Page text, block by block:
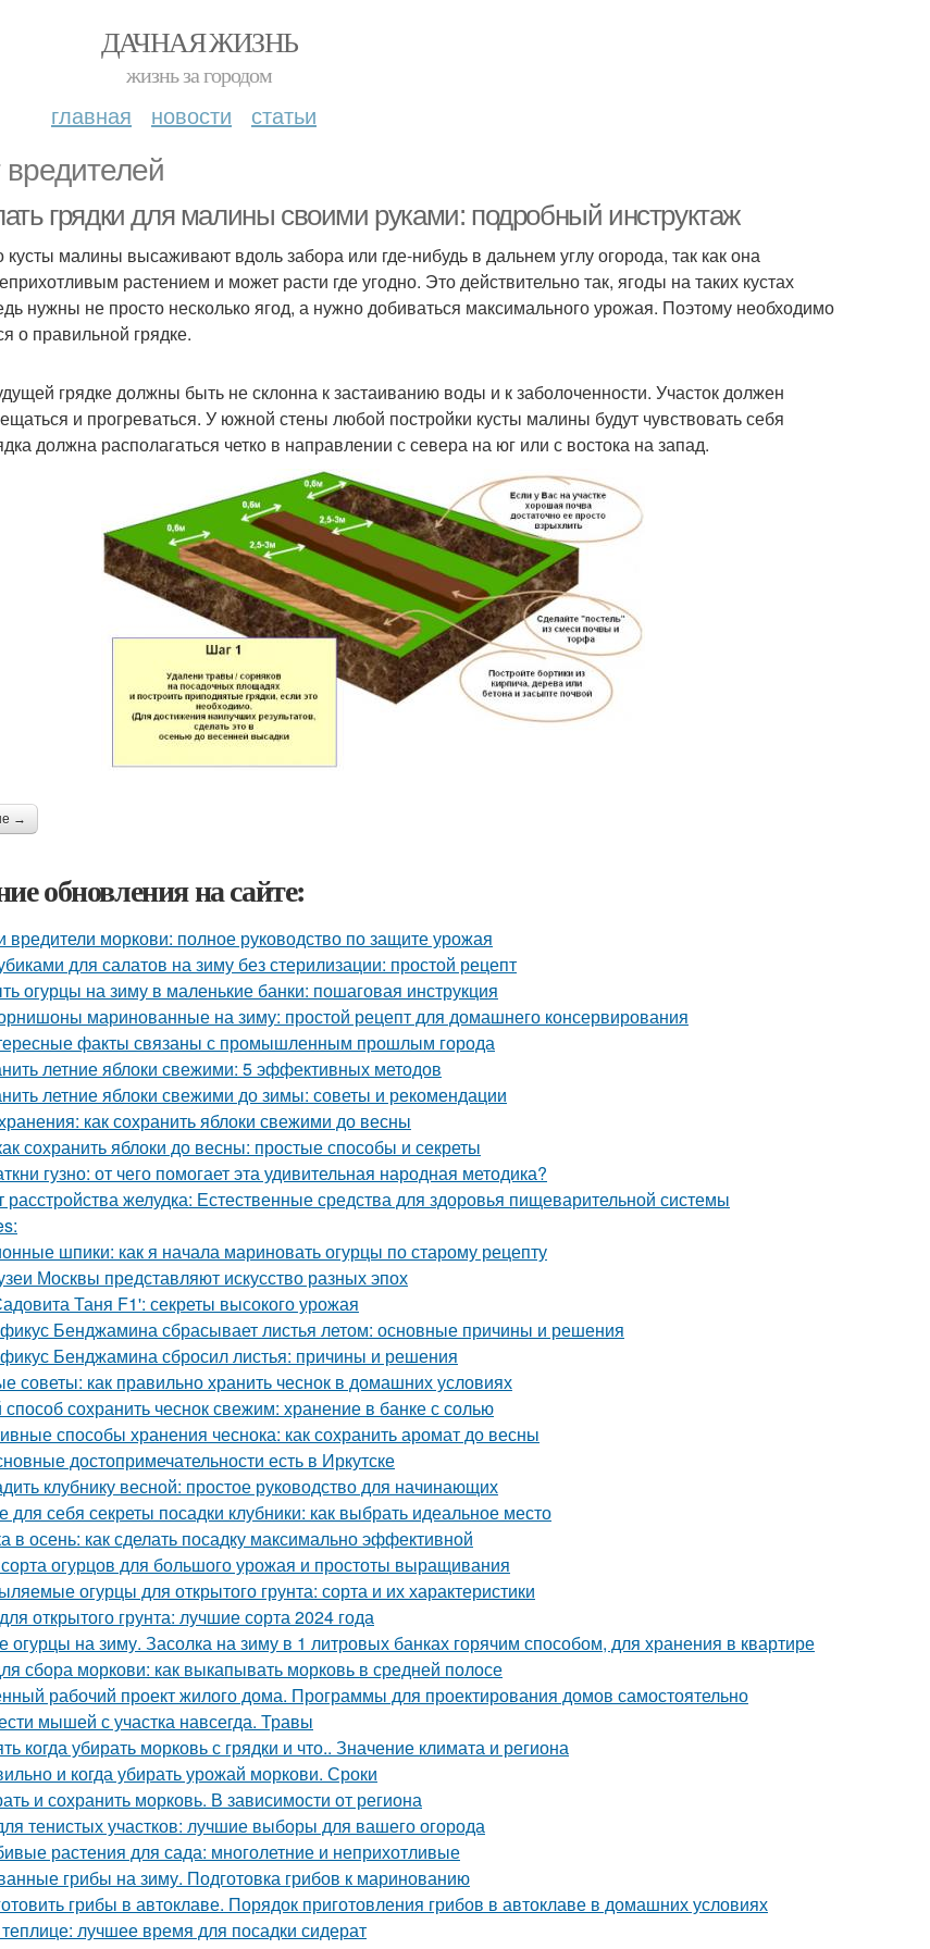
ДАЧНАЯ ЖИЗНЬ
жизнь за городом
главная новости статьи
вредителей
грядки для малины своими руками: подробный инструктаж
кусты малины высаживают вдоль забора или где-нибудь в дальнем углу огорода, так как она
растением и может расти где угодно. Это действительно так, ягоды на таких кустах
нужны не просто несколько ягод, а нужно добиваться максимального урожая. Поэтому необходимо
о правильной грядке.
грядке должны быть не склонна к застаиванию воды и к заболоченности. Участок должен
и прогреваться. У южной стены любой постройки кусты малины будут чувствовать себя
должна располагаться четко в направлении с севера на юг или с востока на запад.
→
обновления на сайте:
вредители моркови: полное руководство по защите урожая
для салатов на зиму без стерилизации: простой рецепт
огурцы на зиму в маленькие банки: пошаговая инструкция
маринованные на зиму: простой рецепт для домашнего консервирования
факты связаны с промышленным прошлым города
летние яблоки свежими: 5 эффективных методов
летние яблоки свежими до зимы: советы и рекомендации
как сохранить яблоки свежими до весны
сохранить яблоки до весны: простые способы и секреты
гузно: от чего помогает эта удивительная народная методика?
расстройства желудка: Естественные средства для здоровья пищеварительной системы
шпики: как я начала мариновать огурцы по старому рецепту
Москвы представляют искусство разных эпох
Таня F1': секреты высокого урожая
Бенджамина сбрасывает листья летом: основные причины и решения
Бенджамина сбросил листья: причины и решения
советы: как правильно хранить чеснок в домашних условиях
способ сохранить чеснок свежим: хранение в банке с солью
способы хранения чеснока: как сохранить аромат до весны
достопримечательности есть в Иркутске
клубнику весной: простое руководство для начинающих
для себя секреты посадки клубники: как выбрать идеальное место
в осень: как сделать посадку максимально эффективной
огурцов для большого урожая и простоты выращивания
огурцы для открытого грунта: сорта и их характеристики
открытого грунта: лучшие сорта 2024 года
на зиму. Засолка на зиму в 1 литровых банках горячим способом, для хранения в квартире
сбора моркови: как выкапывать морковь в средней полосе
рабочий проект жилого дома. Программы для проектирования домов самостоятельно
мышей с участка навсегда. Травы
когда убирать морковь с грядки и что.. Значение климата и региона
и когда убирать урожай моркови. Сроки
и сохранить морковь. В зависимости от региона
тенистых участков: лучшие выборы для вашего огорода
растения для сада: многолетние и неприхотливые
грибы на зиму. Подготовка грибов к маринованию
грибы в автоклаве. Порядок приготовления грибов в автоклаве в домашних условиях
лучшее время для посадки сидерат